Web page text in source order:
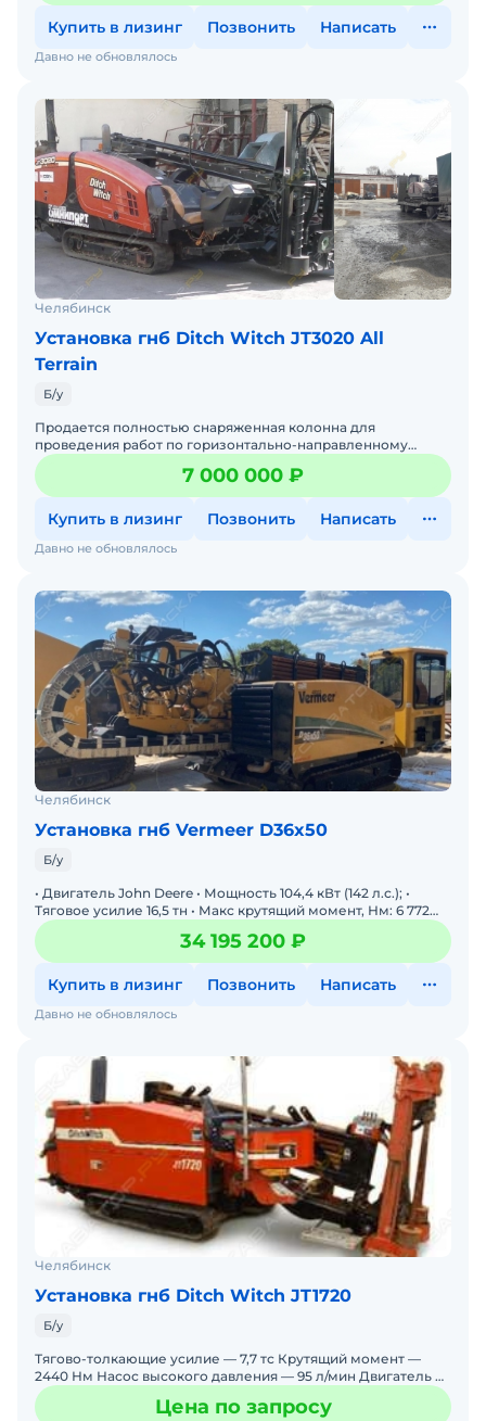
Купить в лизинг Позвонить Написать
Давно не обновлялось
Челябинск
Установка гнб Ditch Witch JT3020 All
Terrain
Б/у
Продается полностью снаряженная колонна для
проведения работ по горизонтально-направленному
бурению в любом типе грунта, (ALL TERRAIN) в том числе в
скальном гр
7 000 000 ₽
Купить в лизинг Позвонить Написать
Давно не обновлялось
Челябинск
Установка гнб Vermeer D36x50
Б/у
• Двигатель John Deere • Мощность 104,4 кВт (142 л.с.); •
Тяговое усилие 16,5 тн • Макс крутящий момент, Нм: 6 772
Макс скорость вращения, обр/мин: 206 • Максим
34 195 200 ₽
Купить в лизинг Позвонить Написать
Давно не обновлялось
Челябинск
Установка гнб Ditch Witch JT1720
Б/у
Тягово-толкающие усилие — 7,7 тс Крутящий момент —
2440 Нм Насос высокого давления — 95 л/мин Двигатель —
John Deer
Цена по запросу